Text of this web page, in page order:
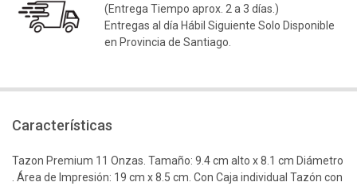
(Entrega Tiempo aprox. 2 a 3 días.)
Entregas al día Hábil Siguiente Solo Disponible
en Provincia de Santiago.
Características
Tazon Premium 11 Onzas. Tamaño: 9.4 cm alto x 8.1 cm Diámetro
. Área de Impresión: 19 cm x 8.5 cm. Con Caja individual Tazón con